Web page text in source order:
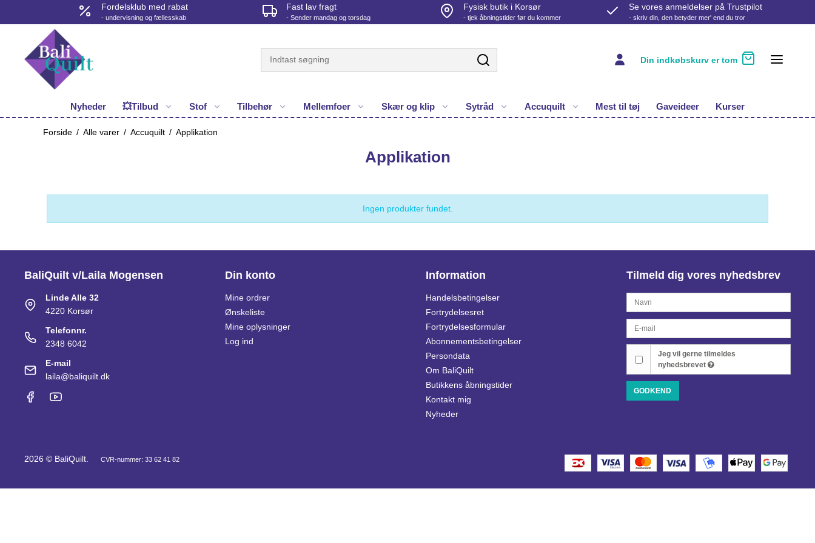
Fordelsklub med rabat
- undervisning og fællesskab
Fast lav fragt
- Sender mandag og torsdag
Fysisk butik i Korsør
- tjek åbningstider før du kommer
Se vores anmeldelser på Trustpilot
- skriv din, den betyder mer' end du tror
Nyheder 💥Tilbud Stof Tilbehør Mellemfoer Skær og klip Sytråd Accuquilt Mest til tøj Gaveideer Kurser
Din indkøbskurv er tom
Forside / Alle varer / Accuquilt / Applikation
Applikation
Ingen produkter fundet.
BaliQuilt v/Laila Mogensen
Linde Alle 32
4220 Korsør
Telefonnr.
2348 6042
E-mail
laila@baliquilt.dk
Din konto
Mine ordrer
Ønskeliste
Mine oplysninger
Log ind
Information
Handelsbetingelser
Fortrydelsesret
Fortrydelsesformular
Abonnementsbetingelser
Persondata
Om BaliQuilt
Butikkens åbningstider
Kontakt mig
Nyheder
Tilmeld dig vores nyhedsbrev
Jeg vil gerne tilmeldes
nyhedsbrevet
GODKEND
2026 © BaliQuilt. CVR-nummer: 33 62 41 82